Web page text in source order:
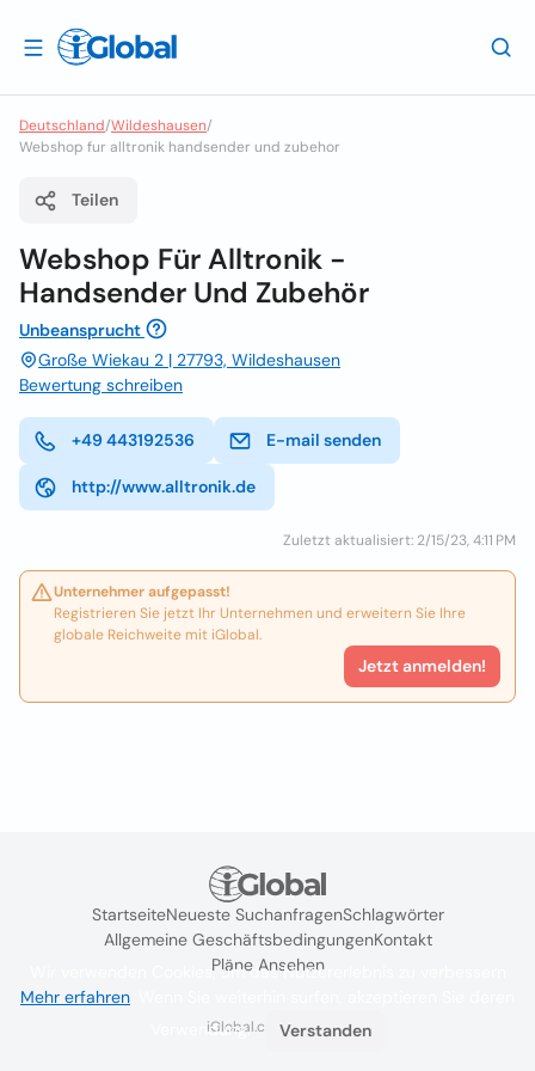
Deutschland/Wildeshausen/
Webshop fur alltronik handsender und zubehor
Teilen
Webshop Für Alltronik -
Handsender Und Zubehör
Unbeansprucht
Große Wiekau 2 | 27793, Wildeshausen
Bewertung schreiben
+49 443192536 E-mail senden
http://www.alltronik.de
Zuletzt aktualisiert: 2/15/23, 4:11 PM
Unternehmer aufgepasst!
Registrieren Sie jetzt Ihr Unternehmen und erweitern Sie Ihre
globale Reichweite mit iGlobal.
Jetzt anmelden!
StartseiteNeueste SuchanfragenSchlagwörter
Allgemeine GeschäftsbedingungenKontakt
Pläne Ansehen
iGlobal.co @ 2024
Wir verwenden Cookies, um das Nutzererlebnis zu verbessern
Mehr erfahren
Verwendung.
Verstanden